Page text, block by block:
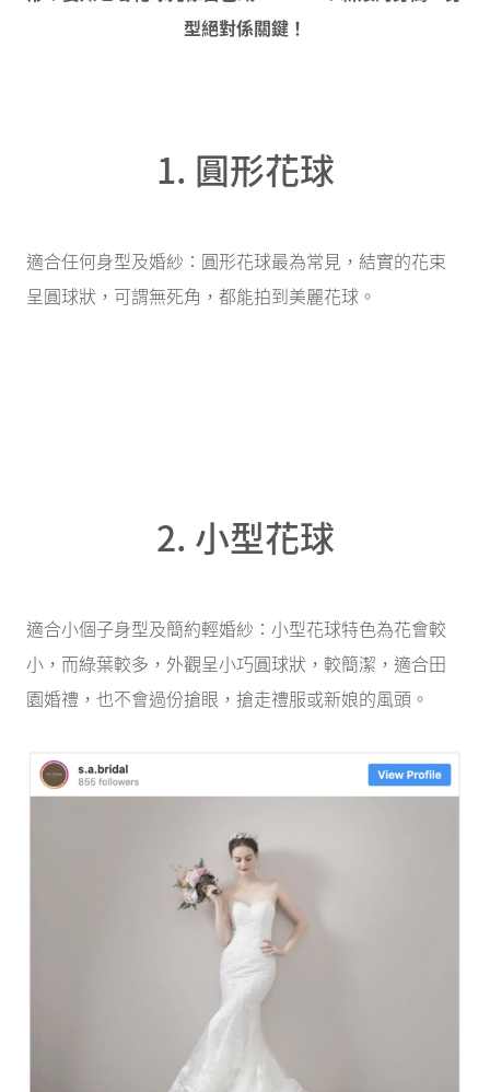
型絕對係關鍵！
1. 圓形花球
適合任何身型及婚紗：圓形花球最為常見，結實的花束
呈圓球狀，可謂無死角，都能拍到美麗花球。
2. 小型花球
適合小個子身型及簡約輕婚紗：小型花球特色為花會較
小，而綠葉較多，外觀呈小巧圓球狀，較簡潔，適合田
園婚禮，也不會過份搶眼，搶走禮服或新娘的風頭。